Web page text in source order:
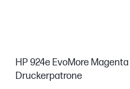
HP 924e EvoMore Magenta
Druckerpatrone